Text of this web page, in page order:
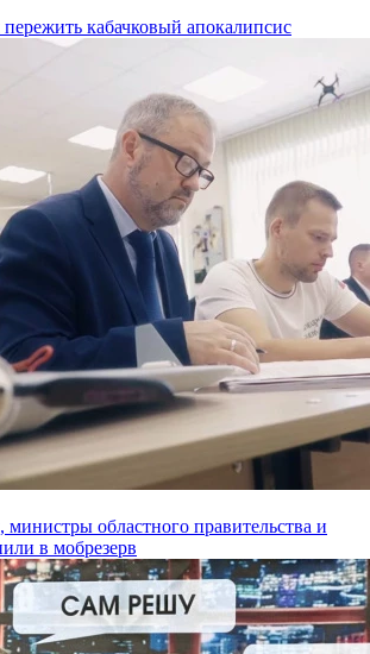
пережить кабачковый апокалипсис
областного правительства и
в мобрезерв